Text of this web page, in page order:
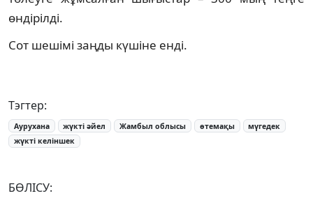
өндірілді.
Сот шешімі заңды күшіне енді.
Тэгтер:
Аурухана жүкті әйел Жамбыл облысы өтемақы
мүгедек
жүкті келіншек
БӨЛІСУ: